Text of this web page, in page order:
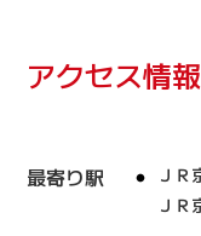
アクセス情報
最寄り駅
ＪＲ
ＪＲ